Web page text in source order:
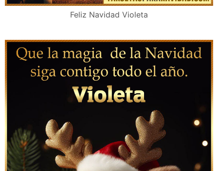
Feliz Navidad Violeta